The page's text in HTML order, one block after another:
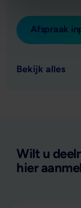
Afspraak
Bekijk alles
Wilt u
hier